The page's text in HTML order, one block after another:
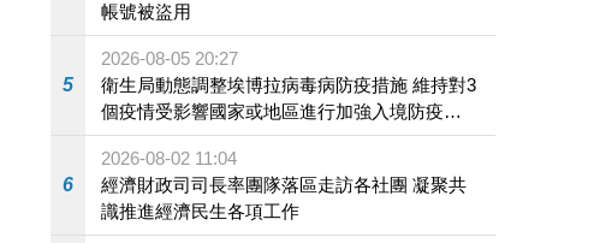
帳號被盜用
5
2026-08-05 20:27
衛生局動態調整埃博拉病毒病防疫措施 維持對3
個疫情受影響國家或地區進行加強入境防疫措
施
6
2026-08-02 11:04
經濟財政司司長率團隊落區走訪各社團 凝聚共
識推進經濟民生各項工作